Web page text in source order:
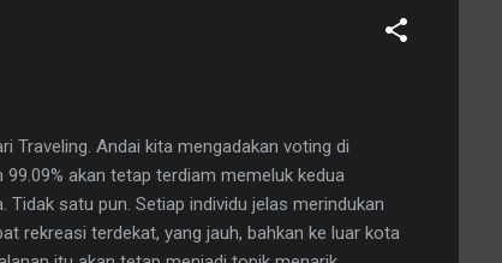
Traveling. Andai kita mengadakan voting di
akan tetap terdiam memeluk kedua
Tidak satu pun. Setiap individu jelas merindukan
rekreasi terdekat, yang jauh, bahkan ke luar kota